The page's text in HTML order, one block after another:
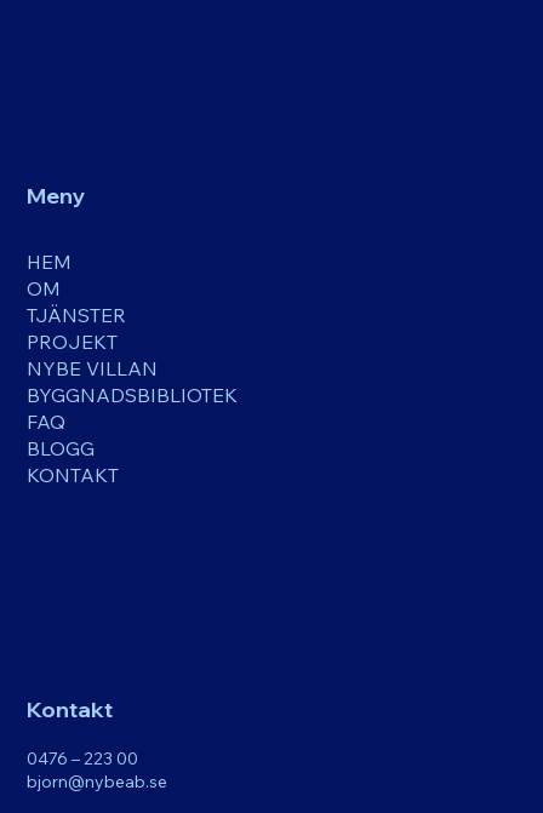
Meny
HEM
OM
TJÄNSTER
PROJEKT
NYBE VILLAN
BYGGNADSBIBLIOTEK
FAQ
BLOGG
KONTAKT
Kontakt
0476 – 223 00
bjorn@nybeab.se